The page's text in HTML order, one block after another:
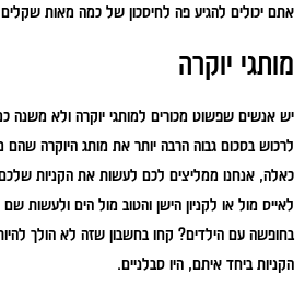
אתם יכולים להגיע פה לחיסכון של כמה מאות
מותגי יוקרה
יש אנשים שפשוט מכורים למותגי יוקרה ולא משנה
לרכוש בסכום גבוה הרבה יותר את מותג היוקרה
כאלה, אנחנו ממליצים לכם לעשות את הקניות
לאייס מול או לקניון הישן והטוב מול הים
בחופשה עם הילדים? קחו בחשבון שזה לא הולך
הקניות ביחד איתם, היו סבלניים.